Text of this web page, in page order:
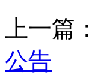
上一篇：
公告